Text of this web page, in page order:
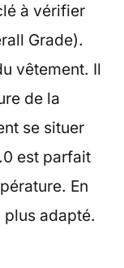
à vérifier
Grade).
vêtement. Il
de la
se situer
est parfait
En
plus adapté.